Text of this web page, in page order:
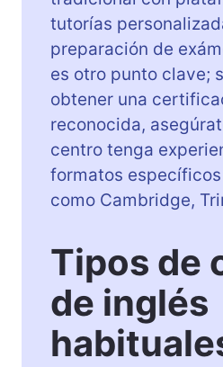
tutorías
preparación de
es otro punto clave;
obtener una
reconocida,
centro tenga
formatos
como Cambridge,
Tipos de
de inglés